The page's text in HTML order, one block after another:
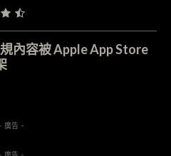
內容被 Apple App Store
- 廣告 -